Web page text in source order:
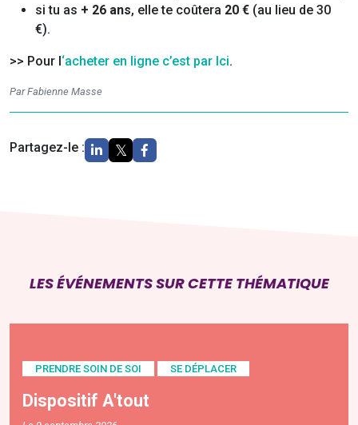
si tu as + 26 ans, elle te coûtera 20 € (au lieu de 30
€).
>> Pour l ‘acheter en ligne c’est par Ici.
Par Fabienne Masse
Partagez-le :
LES ÉVÉNEMENTS SUR CETTE THÉMATIQUE
PRENDRE SOIN DE SOI SE DÉPLACER
Dispositif A'tout